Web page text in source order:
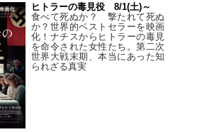
ヒトラーの毒見役 8/1(土)～
食べて死ぬか？ 撃たれて死ぬ
か？世界的ベストセラーを映画
化！ナチスからヒトラーの毒見
を命令された女性たち。第二次
世界大戦末期、本当にあった知
られざる真実